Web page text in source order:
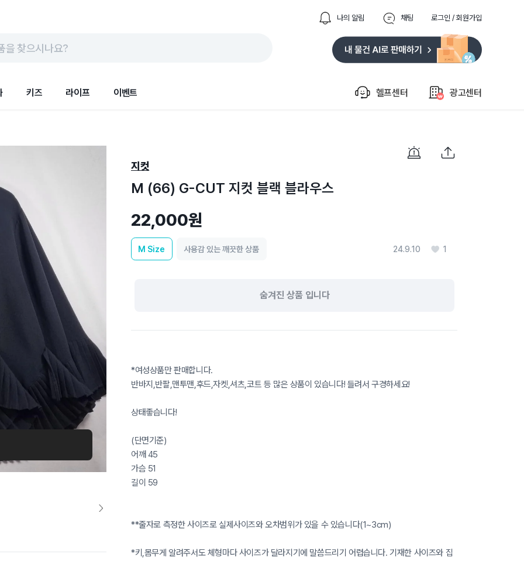
나의 알림 채팅 로그인 / 회원가입
을 찾으시나요?
키즈 라이프 이벤트 헬프센터 광고센터
지컷
M (66) G-CUT 지컷 블랙 블라우스
22,000원
24.9.10 1
M Size 사용감 있는 깨끗한 상품
숨겨진 상품 입니다
*여성상품만 판매합니다.
반바지,반팔,맨투맨,후드,자켓,셔츠,코트 등 많은 상품이 있습니다! 들려서 구경하세요!
상태좋습니다!
(단면기준)
어깨 45
가슴 51
길이 59
**줄자로 측정한 사이즈로 실제사이즈와 오차범위가 있을 수 있습니다(1~3cm)
*키,몸무게 알려주서도 체형마다 사이즈가 달라지기에 말씀드리기 어렵습니다. 기재한 사이즈와 집